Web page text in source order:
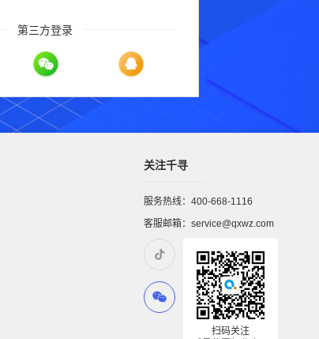
第三方登录
关注千寻
服务热线：400-668-1116
客服邮箱：service@qxwz.com
扫码关注